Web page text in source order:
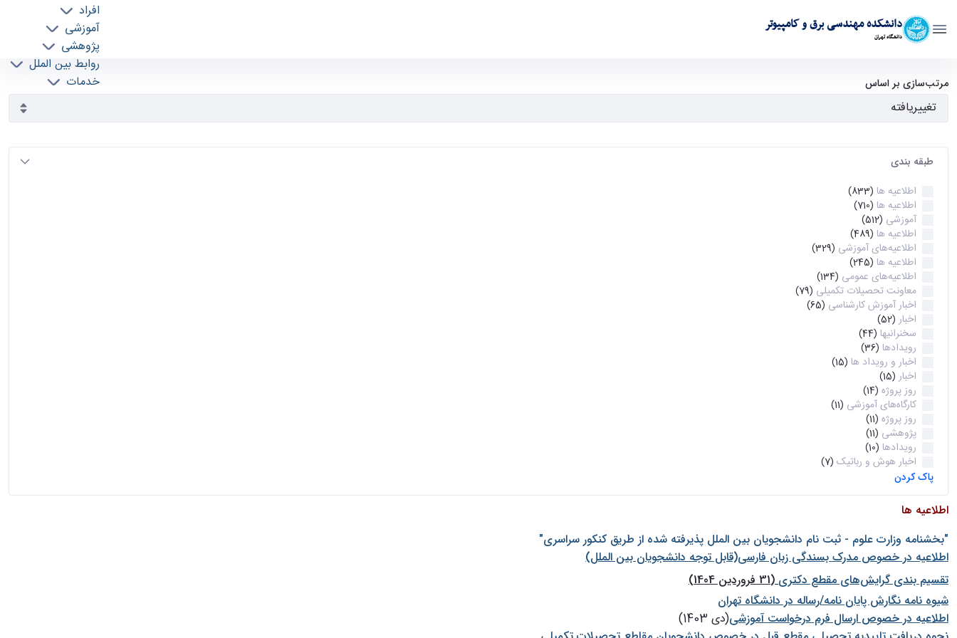
دانشکده مهندسی برق و کامپیوتر
دانشگاه تهران
افراد
آموزشی
پژوهشی
روابط بین الملل
خدمات
آرشیو اطلاعیه ها - ece- دانشکده مهندسی برق و کامپیوتر
مرتب‌سازی بر اساس
طبقه بندی
اطلاعیه ها (833)
اطلاعیه ها (710)
آموزشی (512)
اطلاعیه ها (489)
اطلاعیه‌های‌ آموزشی (329)
اطلاعیه ها (245)
اطلاعیه‌های عمومی (134)
معاونت تحصیلات تکمیلی (79)
اخبار آموزش کارشناسی (65)
اخبار (52)
سخنرانیها (44)
رویدادها (36)
اخبار و رویداد ها (15)
اخبار (15)
روز پروژه (14)
کارگاه‌های آموزشی (11)
روز پروژه (11)
پژوهشی (11)
رویدادها (10)
اخبار هوش و رباتیک (7)
پاک کردن
اطلاعیه ها
"بخشنامه وزارت علوم - ثبت نام دانشجويان بين الملل پذيرفته شده از طريق كنكور سراسری"
اطلاعیه در خصوص مدرک بسندگی زبان فارسی(قابل توجه دانشجویان بین الملل)
تقسیم بندی گرایش‌های مقطع دکتری(31 فروردین 1404)
شيوه نامه نگارش پايان نامه/رساله در دانشگاه تهران
اطلاعیه در خصوص ارسال فرم درخواست آموزشی(دی 1403)